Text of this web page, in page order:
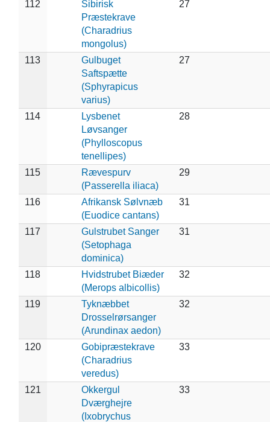
112
Sibirisk
Præstekrave
(Charadrius
mongolus)
27
113
Gulbuget
Saftspætte
(Sphyrapicus
varius)
27
114
Lysbenet
Løvsanger
(Phylloscopus
tenellipes)
28
115
Rævespurv
(Passerella iliaca)
29
116
Afrikansk Sølvnæb
(Euodice cantans)
31
117
Gulstrubet Sanger
(Setophaga
dominica)
31
118
Hvidstrubet Biæder
(Merops albicollis)
32
119
Tyknæbbet
Drosselrørsanger
(Arundinax aedon)
32
120
Gobipræstekrave
(Charadrius
veredus)
33
121
Okkergul
Dværghejre
(Ixobrychus
33